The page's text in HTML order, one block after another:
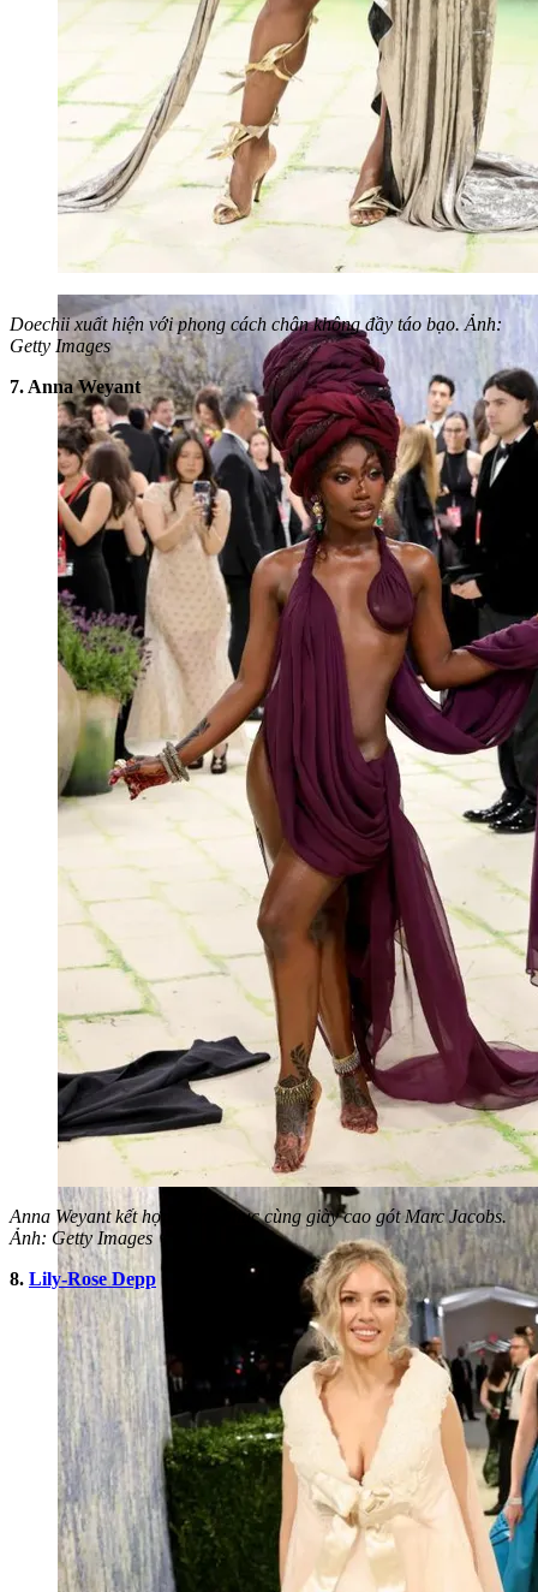
Doechii xuất hiện với phong cách chân không đầy táo bạo. Ảnh:
Getty Images
7. Anna Weyant
Anna Weyant kết hợp trang phục cùng giày cao gót Marc Jacobs.
Ảnh: Getty Images
8. Lily-Rose Depp